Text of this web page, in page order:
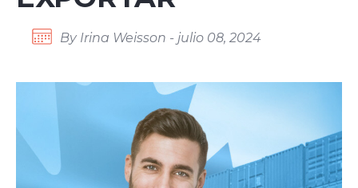
By Irina Weisson - julio 08, 2024